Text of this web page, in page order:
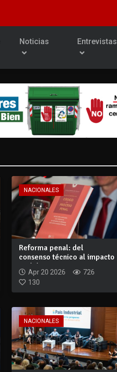
Noticias Entrevistas
NACIONALES
Reforma penal: del
consenso técnico al impacto
real, la secu...
Apr 20 2026
726
130
NACIONALES